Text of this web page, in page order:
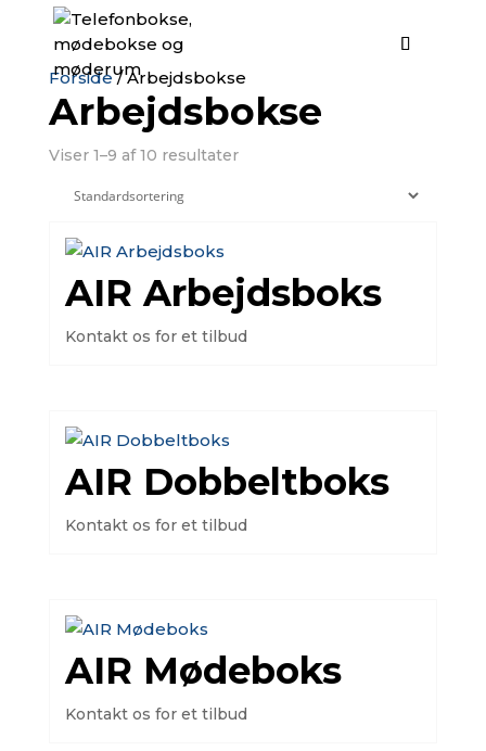
Forside/ Arbejdsbokse
Arbejdsbokse
Viser 1–9 af 10 resultater
AIR Arbejdsboks
Kontakt os for et tilbud
AIR Dobbeltboks
Kontakt os for et tilbud
AIR Mødeboks
Kontakt os for et tilbud